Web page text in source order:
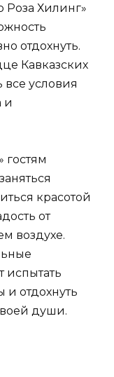
Роза Хилинг»
отдохнуть.
Кавказских
все условия
и
гостям
красотой
от
воздухе.
испытать
отдохнуть
души.